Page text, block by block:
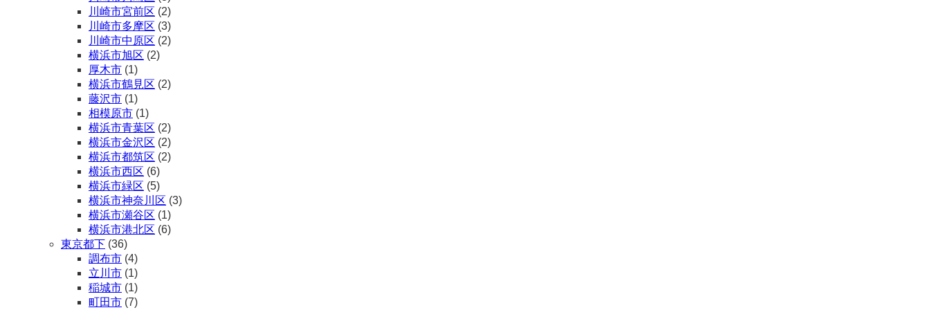
川崎市宮前区 (2)
川崎市多摩区 (3)
川崎市中原区 (2)
横浜市旭区 (2)
厚木市 (1)
横浜市鶴見区 (2)
藤沢市 (1)
相模原市 (1)
横浜市青葉区 (2)
横浜市金沢区 (2)
横浜市都筑区 (2)
横浜市西区 (6)
横浜市緑区 (5)
横浜市神奈川区 (3)
横浜市瀬谷区 (1)
横浜市港北区 (6)
東京都下 (36)
調布市 (4)
立川市 (1)
稲城市 (1)
町田市 (7)